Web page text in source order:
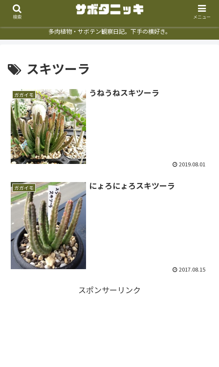
多肉植物・サボテン観察日記。下手の横好き。
スキツーラ
ガガイモ うねうねスキツーラ
2019.08.01
ガガイモ にょろにょろスキツーラ
2017.08.15
スポンサーリンク
検索 メニュー